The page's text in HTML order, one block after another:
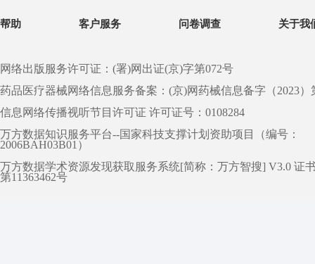
帮助 客户服务 问卷调查 关于我
网络出版服务许可证：(署)网出证(京)字第072号
药品医疗器械网络信息服务备案：(京)网药械信息备字（2023）
信息网络传播视听节目许可证 许可证号：0108284
万方数据知识服务平台--国家科技支撑计划资助项目（编号：
2006BAH03B01）
万方数据学术资源发现获取服务系统[简称：万方智搜] V3.0 证
第11363462号